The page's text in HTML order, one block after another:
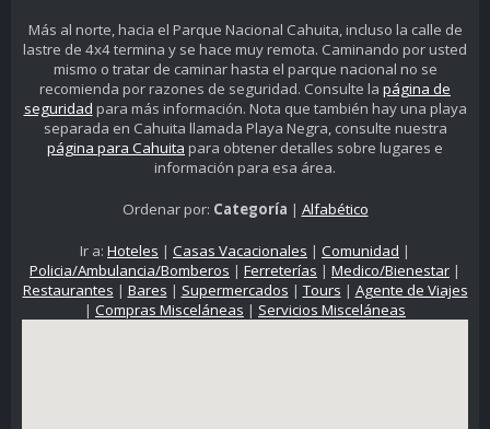
Más al norte, hacia el Parque Nacional Cahuita, incluso la calle de
lastre de 4x4 termina y se hace muy remota. Caminando por usted
mismo o tratar de caminar hasta el parque nacional no se
recomienda por razones de seguridad. Consulte la página de
seguridad para más información. Nota que también hay una playa
separada en Cahuita llamada Playa Negra, consulte nuestra
página para Cahuita para obtener detalles sobre lugares e
información para esa área.
Ordenar por: Categoría | Alfabético
Ir a: Hoteles | Casas Vacacionales | Comunidad |
Policia/Ambulancia/Bomberos | Ferreterías | Medico/Bienestar |
Restaurantes | Bares | Supermercados |Tours | Agente de Viajes
| Compras Misceláneas | Servicios Misceláneas